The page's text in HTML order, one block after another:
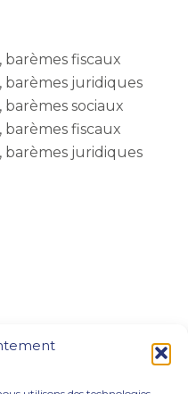
barèmes fiscaux
barèmes juridiques
barèmes sociaux
barèmes fiscaux
barèmes juridiques